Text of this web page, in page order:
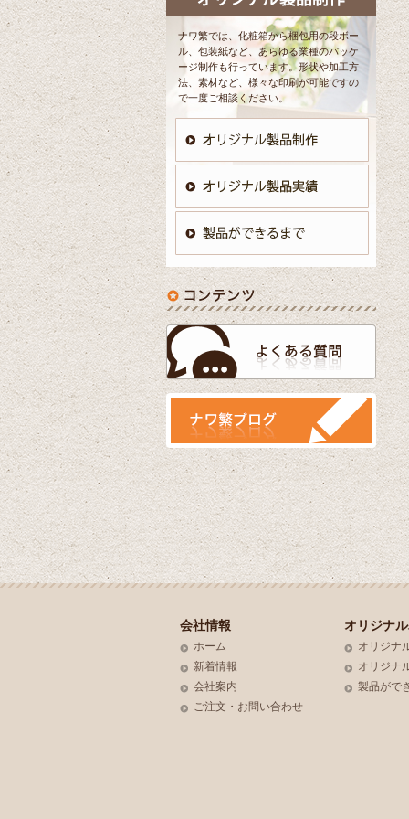
ナワ繁では、化粧箱から梱包用の段ボー
ル、包装紙など、あらゆる業種のパッケ
ージ制作も行っています。形状や加工方
法、素材など、様々な印刷が可能ですの
で一度ご相談ください。
会社情報
ホーム
新着情報
会社案内
ご注文・お問い合わせ
オリジナ
オリジナ
オリジナ
製品がで